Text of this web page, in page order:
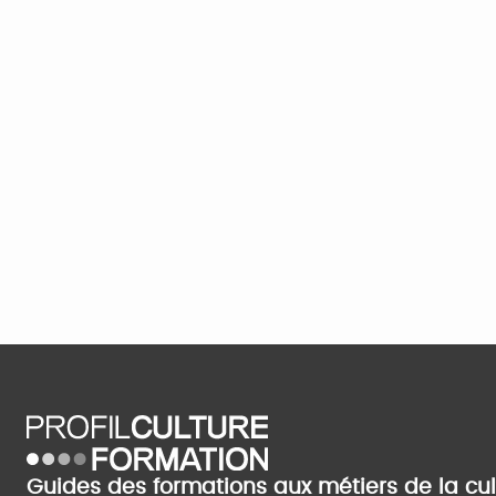
Guides des formations aux métiers de la